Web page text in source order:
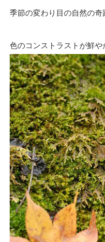
季節の変わり目の自然の奇
色のコンストラストが鮮や